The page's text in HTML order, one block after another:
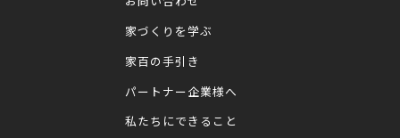
家づくりを学ぶ
家百の手引き
パートナー企業様へ
私たちにできること